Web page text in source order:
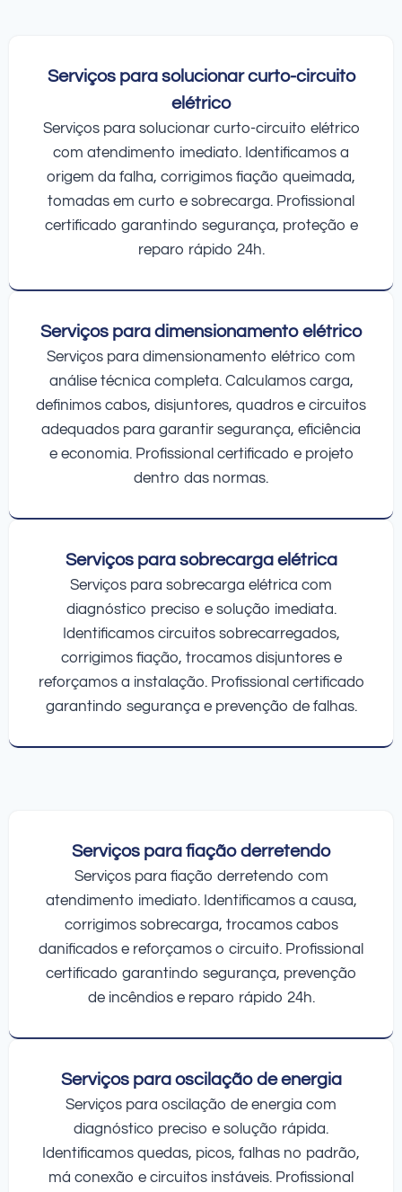
Serviços para solucionar curto-circuito
elétrico
Serviços para solucionar curto-circuito elétrico
com atendimento imediato. Identificamos a
origem da falha, corrigimos fiação queimada,
tomadas em curto e sobrecarga. Profissional
certificado garantindo segurança, proteção e
reparo rápido 24h.
Serviços para dimensionamento elétrico
Serviços para dimensionamento elétrico com
análise técnica completa. Calculamos carga,
definimos cabos, disjuntores, quadros e circuitos
adequados para garantir segurança, eficiência
e economia. Profissional certificado e projeto
dentro das normas.
Serviços para sobrecarga elétrica
Serviços para sobrecarga elétrica com
diagnóstico preciso e solução imediata.
Identificamos circuitos sobrecarregados,
corrigimos fiação, trocamos disjuntores e
reforçamos a instalação. Profissional certificado
garantindo segurança e prevenção de falhas.
Serviços para fiação derretendo
Serviços para fiação derretendo com
atendimento imediato. Identificamos a causa,
corrigimos sobrecarga, trocamos cabos
danificados e reforçamos o circuito. Profissional
certificado garantindo segurança, prevenção
de incêndios e reparo rápido 24h.
Serviços para oscilação de energia
Serviços para oscilação de energia com
diagnóstico preciso e solução rápida.
Identificamos quedas, picos, falhas no padrão,
má conexão e circuitos instáveis. Profissional